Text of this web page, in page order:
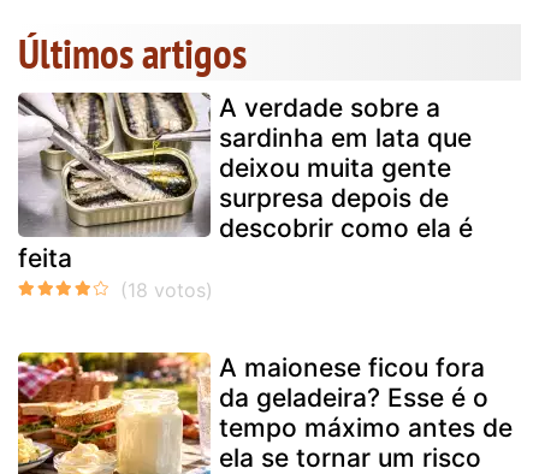
Últimos artigos
A verdade sobre a
sardinha em lata que
deixou muita gente
surpresa depois de
descobrir como ela é
feita
A maionese ficou fora
da geladeira? Esse é o
tempo máximo antes de
ela se tornar um risco